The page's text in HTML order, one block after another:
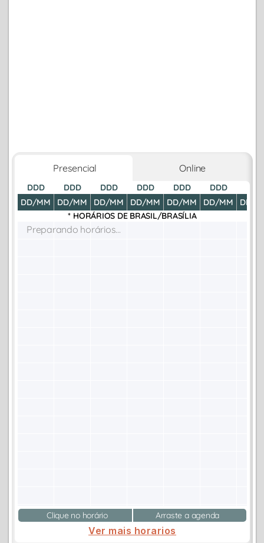
Presencial Online
DDD
DD/MM
DDD
DD/MM
DDD
DD/MM
DDD
DD/MM
DDD
DD/MM
DDD
DD/MM
DD/
* HORÁRIOS DE BRASIL/BRASÍLIA
Preparando horários...
Clique no horário Arraste a agenda
Ver mais horarios